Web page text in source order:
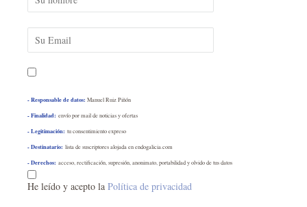
- Responsable de datos: Manuel Ruiz Piñón
- Finalidad: envío por mail de noticias y ofertas
- Legitimación: tu consentimiento expreso
- Destinatario: lista de suscriptores alojada en endogalicia.com
- Derechos: acceso, rectificación, supresión, anonimato, portabilidad y olvido de tus datos
He leído y acepto la Política de privacidad